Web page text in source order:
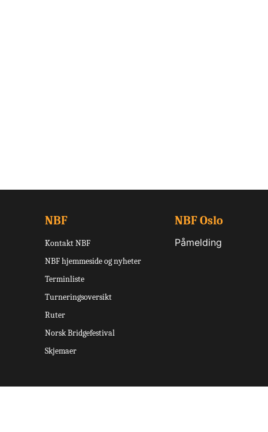
NBF
Kontakt NBF
NBF hjemmeside og nyheter
Terminliste
Turneringsoversikt
Ruter
Norsk Bridgefestival
Skjemaer
NBF Oslo
Påmelding